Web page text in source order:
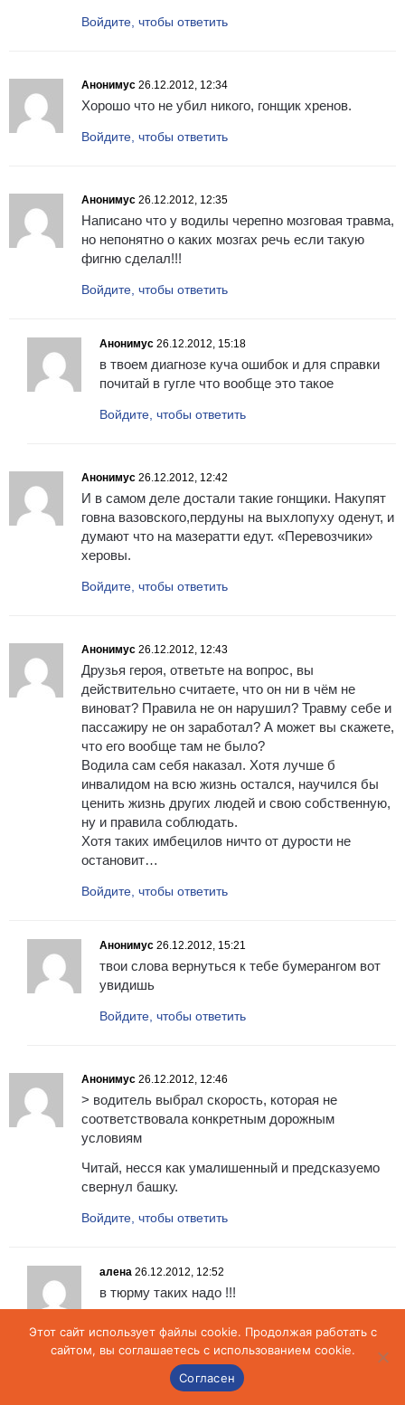
Войдите, чтобы ответить
Анонимус 26.12.2012, 12:34
Хорошо что не убил никого, гонщик хренов.
Войдите, чтобы ответить
Анонимус 26.12.2012, 12:35
Написано что у водилы черепно мозговая травма,
но непонятно о каких мозгах речь если такую
фигню сделал!!!
Войдите, чтобы ответить
Анонимус 26.12.2012, 15:18
в твоем диагнозе куча ошибок и для справки
почитай в гугле что вообще это такое
Войдите, чтобы ответить
Анонимус 26.12.2012, 12:42
И в самом деле достали такие гонщики. Накупят
говна вазовского,пердуны на выхлопуху оденут, и
думают что на мазератти едут. «Перевозчики»
херовы.
Войдите, чтобы ответить
Анонимус 26.12.2012, 12:43
Друзья героя, ответьте на вопрос, вы
действительно считаете, что он ни в чём не
виноват? Правила не он нарушил? Травму себе и
пассажиру не он заработал? А может вы скажете,
что его вообще там не было?
Водила сам себя наказал. Хотя лучше б
инвалидом на всю жизнь остался, научился бы
ценить жизнь других людей и свою собственную,
ну и правила соблюдать.
Хотя таких имбецилов ничто от дурости не
остановит…
Войдите, чтобы ответить
Анонимус 26.12.2012, 15:21
твои слова вернуться к тебе бумерангом вот
увидишь
Войдите, чтобы ответить
Анонимус 26.12.2012, 12:46
> водитель выбрал скорость, которая не
соответствовала конкретным дорожным
условиям
Читай, несся как умалишенный и предсказуемо
свернул башку.
Войдите, чтобы ответить
алена 26.12.2012, 12:52
в тюрму таких надо !!!
Войдите, чтобы ответить
26.12.2012, 13:02
Этот сайт использует файлы cookie. Продолжая работать с
сайтом, вы соглашаетесь с использованием cookie.
Согласен